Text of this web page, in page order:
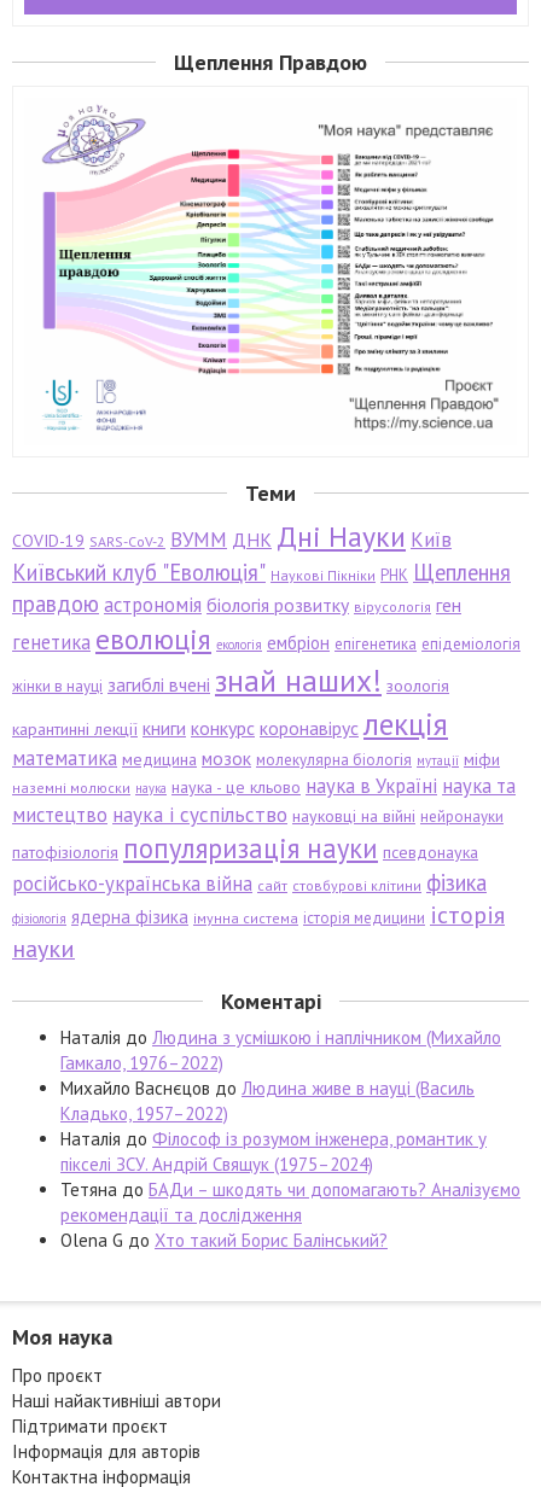
Щеплення Правдою
Теми
COVID-19 SARS-CoV-2 ВУММ ДНК Дні Науки Київ
Київський клуб "Еволюція" Наукові Пікніки РНК Щеплення
правдою астрономія біологія розвитку вірусологія ген
генетика еволюція екологія ембріон епігенетика епідеміологія
жінки в науці загиблі вчені знай наших! зоологія
карантинні лекції книги конкурс коронавірус лекція
математика медицина мозок молекулярна біологія мутації міфи
наземні молюски наука наука - це кльово наука в Україні наука та
мистецтво наука і суспільство науковці на війні нейронауки
патофізіологія популяризація науки псевдонаука
російсько-українська війна сайт стовбурові клітини фізика
фізіологія ядерна фізика імунна система історія медицини історія
науки
Коментарі
Наталія до Людина з усмішкою і наплічником (Михайло
Гамкало, 1976–2022)
Михайло Васнєцов до Людина живе в науці (Василь
Кладько, 1957–2022)
Наталія до Філософ із розумом інженера, романтик у
пікселі ЗСУ. Андрій Свящук (1975–2024)
Тетяна до БАДи – шкодять чи допомагають? Аналізуємо
рекомендації та дослідження
Olena G до Хто такий Борис Балінський?
Моя наука
Про проєкт
Наші найактивніші автори
Підтримати проєкт
Інформація для авторів
Контактна інформація